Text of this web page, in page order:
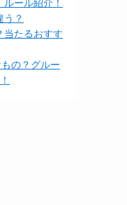
ール紹介！
う？
当たるおすす
の？グルー